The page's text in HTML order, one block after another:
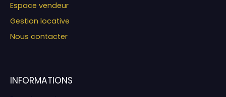
Espace vendeur
Gestion locative
Nous contacter
INFORMATIONS